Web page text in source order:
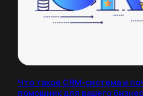
Что такое CRM-система и
помощник для вашего